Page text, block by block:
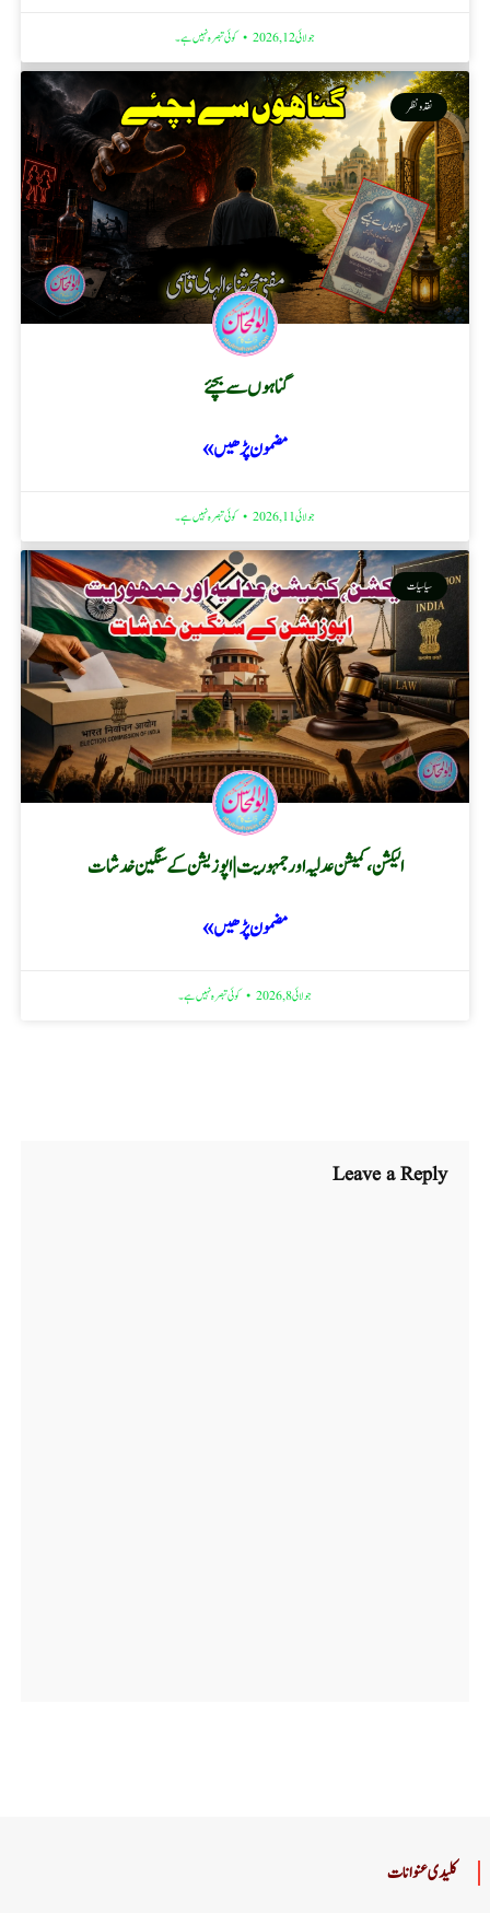
جولائی 12, 2026 کوئی تبصرہ نہیں ہے۔
نقد ونظر
گناہوں سے بچئے
مضمون پڑھیں »
جولائی 11, 2026 کوئی تبصرہ نہیں ہے۔
سیاسیات
الیکشن، کمیشن عدلیہ اور جمہوریت | اپوزیشن کے سنگین خدشات
مضمون پڑھیں »
جولائی 8, 2026 کوئی تبصرہ نہیں ہے۔
Leave a Reply
کلیدی عنوانات